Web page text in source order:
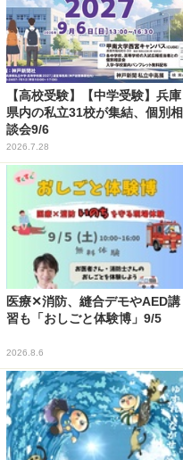
【高校受験】【中学受験】兵庫
県内の私立31校が集結、個別相
談会9/6
2026.7.28
医療✕消防、縫合デモやAED講
習も「おしごと体験博」9/5
2026.8.6